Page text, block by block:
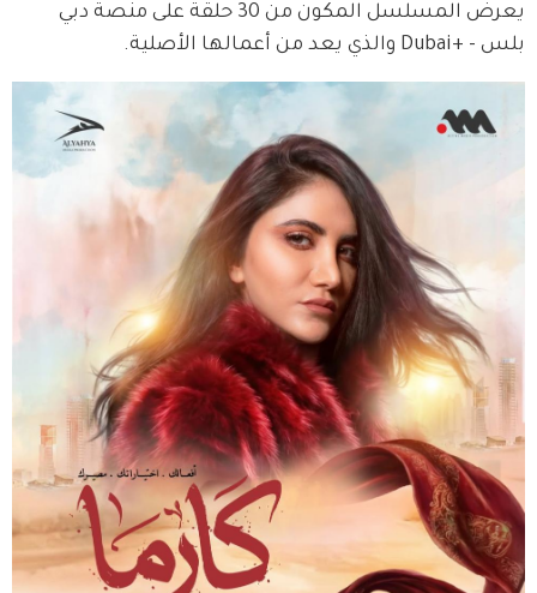
يعرض المسلسل المكون من 30 حلقة على منصة دبي
بلس - +Dubai والذي يعد من أعمالها الأصلية.